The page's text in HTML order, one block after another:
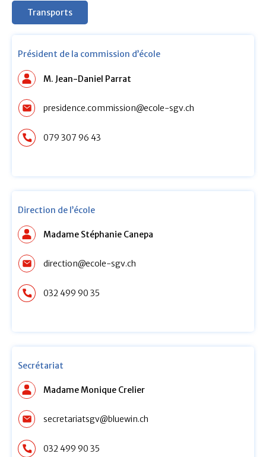
Transports
Président de la commission d’école
M. Jean-Daniel Parrat
presidence.commission@ecole-sgv.ch
079 307 96 43
Direction de l’école
Madame Stéphanie Canepa
direction@ecole-sgv.ch
032 499 90 35
Secrétariat
Madame Monique Crelier
secretariatsgv@bluewin.ch
032 499 90 35